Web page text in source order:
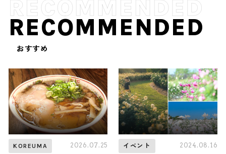
RECOMMENDED
おすすめ
KOREUMA 2026.07.25 イベント 2024.08.16